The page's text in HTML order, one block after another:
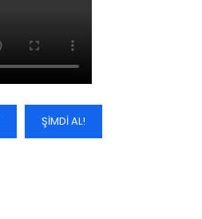
ŞIMDI AL!